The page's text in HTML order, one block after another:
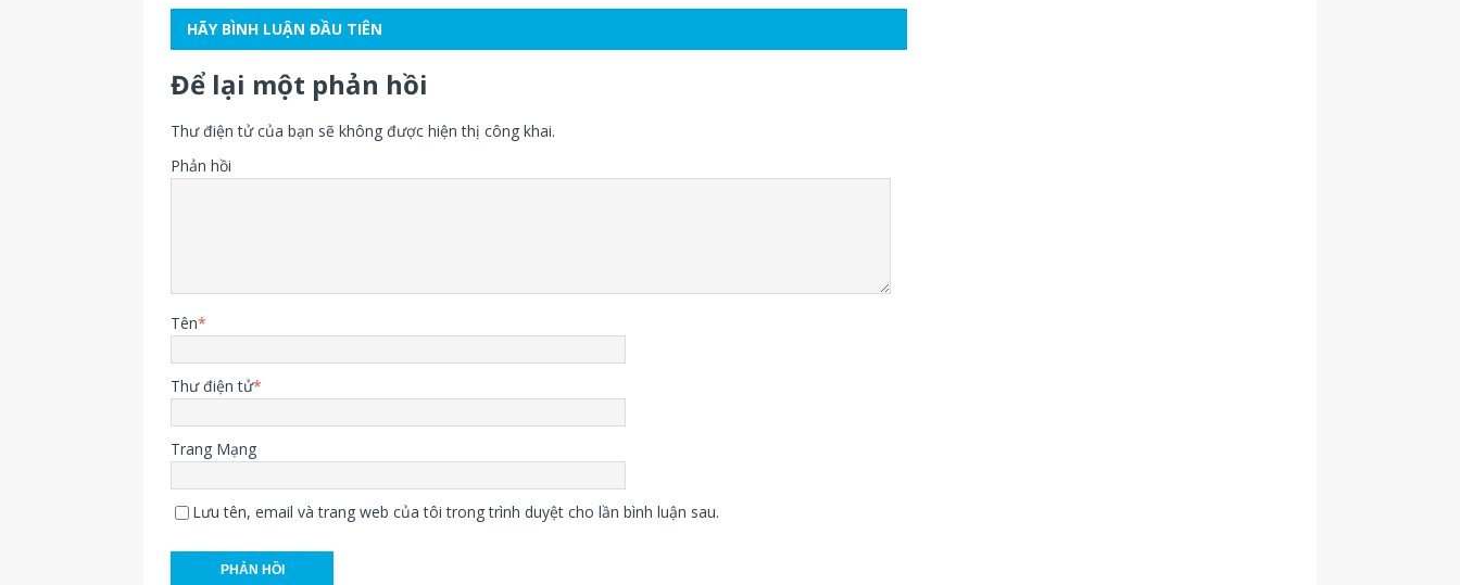
HÃY BÌNH LUẬN ĐẦU TIÊN
Để lại một phản hồi
Thư điện tử của bạn sẽ không được hiện thị công khai.
Phản hồi
Tên*
Thư điện tử*
Trang Mạng
Lưu tên, email và trang web của tôi trong trình duyệt cho lần bình luận sau.